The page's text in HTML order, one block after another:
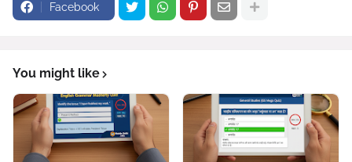
Facebook
You might like